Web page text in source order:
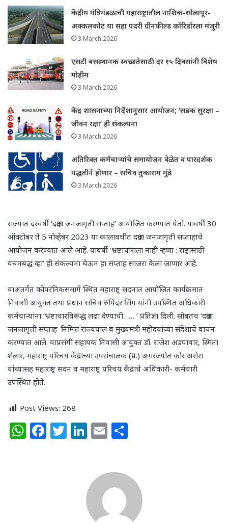
केंद्रीय मंत्रिमंडळाची महाराष्ट्रातील नाशिक-सोलापूर-
अक्कलकोट या सहा पदरी ग्रीनफील्ड कॉरिडॉरला मंजुरी
3 March 2026
एसटी बसस्थानक स्वच्छतेसाठी दर १५ दिवसांनी विशेष
मोहीम
3 March 2026
केंद्र शासनाच्या निर्देशानुसार आयोजन; ‘सडक सुरक्षा –
जीवन रक्षा’ ही संकल्पना
3 March 2026
अतिरिक्त कर्मचाऱ्यांचे समायोजन वेळेत व पारदर्शक
पद्धतीने होणार – सचिव तुकाराम मुंढे
3 March 2026
राज्यात दरवर्षी ‘दक्षता जनजागृती सप्ताह’ आयोजित करण्यात येतो. यावर्षी 30
ऑक्टोबर ते 5 नोव्हेंबर 2023 या कालावधीत दक्षता जनजागृती सप्ताहाचे
आयोजन करण्यात आले आहे. यावर्षी ‘भ्रष्टाचाराला नाही म्हणा : राष्ट्रासाठी
वचनबद्ध व्हा’ ही संकल्पना घेऊन हा सप्ताह साजरा केला जाणार आहे.
याअंतर्गत कोपरनिकसमार्ग स्थित महाराष्ट्र सदनात आयोजित कार्यक्रमात
निवासी आयुक्त तथा प्रधान सचिव रुपिंदर सिंग यांनी उपस्थित अधिकारी-
कर्मचाऱ्यांना ‘भ्रष्टाचारविरूद्ध लढा देण्याची…… ’ प्रतिज्ञा दिली. सोबतच ‘दक्षता
जनजागृती सप्ताह’ निमित्त राज्यपाल व मुख्यमंत्री महोदयांच्या संदेशाचे वाचन
करण्यात आले. याप्रसंगी सहायक निवासी आयुक्त डॉ. राजेश अडपावार, स्मिता
शेलार, महाराष्ट्र परिचय केंद्राच्या उपसंचालक (प्र.) अमरज्योत कौर अरोरा
यांच्यासह महाराष्ट्र सदन व महाराष्ट्र परिचय केंद्राचे अधिकारी- कर्मचारी
उपस्थित होते.
Post Views: 268
W F T Li
e
dI
n
E
l e